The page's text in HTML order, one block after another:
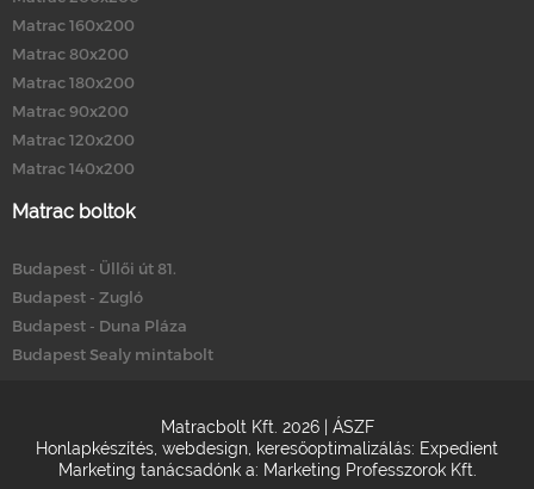
Matrac 160x200
Matrac 80x200
Matrac 180x200
Matrac 90x200
Matrac 120x200
Matrac 140x200
Matrac boltok
Budapest - Üllői út 81.
Budapest - Zugló
Budapest - Duna Pláza
Budapest Sealy mintabolt
Matracbolt Kft. 2026 | ÁSZF
Honlapkészítés webdesign keresőoptimalizálás: Expedient
Marketing tanácsadónk a: Marketing Professzorok Kft.